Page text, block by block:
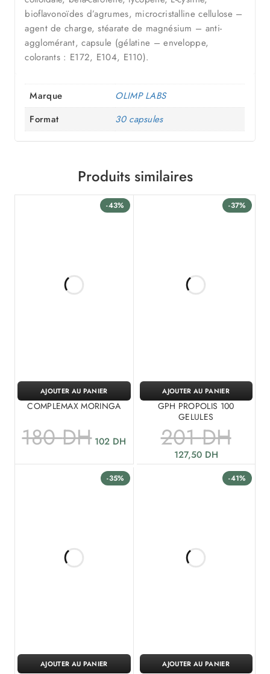
bioflavonoïdes d’agrumes, microcristalline cellulose –
agent de charge, stéarate de magnésium – anti-
agglomérant, capsule (gélatine – enveloppe,
colorants : E172, E104, E110).
Marque
OLIMP LABS
Format
30 capsules
Produits similaires
-43%
COMPLEMAX MORINGA
180DH 102 DH
AJOUTER AU PANIER
-37%
GPH PROPOLIS 100
GELULES
201DH
127,50 DH
AJOUTER AU PANIER
-35%
AJOUTER AU PANIER
-41%
AJOUTER AU PANIER